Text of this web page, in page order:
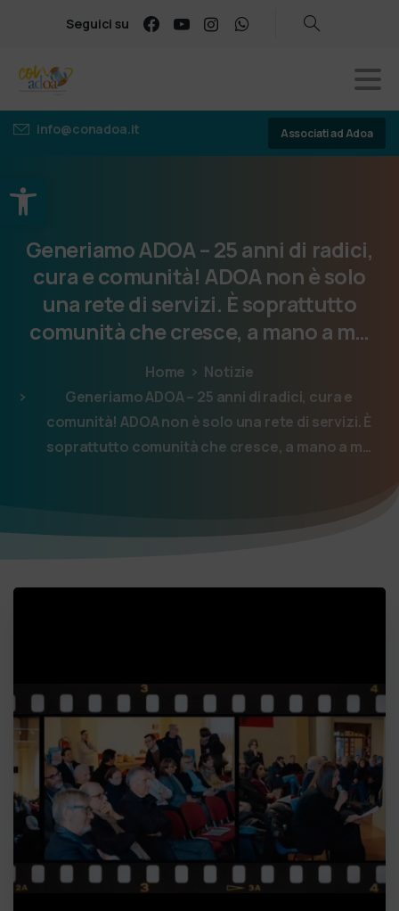
Apri la barra degli strumenti
Seguici su
info@conadoa.it Associati ad Adoa
GeneriamoADOA–25anni di radici,
curaecomunità! ADOA nonèsolo
una retedi servizi. Èsoprattutto
comunitàchecresce, a manoa m…
Home
Notizie
Generiamo ADOA – 25 anni di radici, cura e
comunità! ADOA non è solo una rete di servizi. È
soprattutto comunità che cresce, a mano a m…